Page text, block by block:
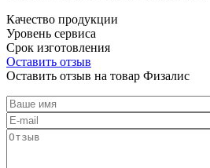
Качество продукции
Уровень сервиса
Срок изготовления
Оставить отзыв
Оставить отзыв на товар Физалис